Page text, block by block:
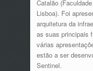
Catalão
Lisboa). Foi
arquitetura da
as suas principais
várias
estão a ser
Sentinel.